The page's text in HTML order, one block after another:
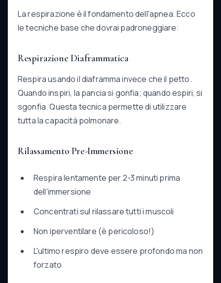
La respirazione è il fondamento dell'apnea. Ecco
le tecniche base che dovrai padroneggiare:
Respirazione Diaframmatica
Respira usando il diaframma invece che il petto.
Quando inspiri, la pancia si gonfia; quando espiri, si
sgonfia. Questa tecnica permette di utilizzare
tutta la capacità polmonare.
Rilassamento Pre-Immersione
Respira lentamente per 2-3 minuti prima
dell'immersione
Concentrati sul rilassare tutti i muscoli
Non iperventilare (è pericoloso!)
L'ultimo respiro deve essere profondo ma non
forzato